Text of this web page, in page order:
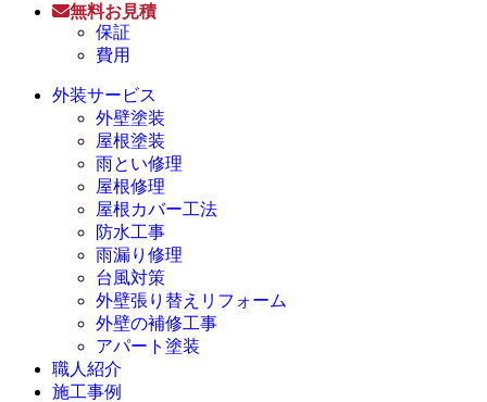
無料お見積
保証
費用
外装サービス
外壁塗装
屋根塗装
雨とい修理
屋根修理
屋根カバー工法
防水工事
雨漏り修理
台風対策
外壁張り替えリフォーム
外壁の補修工事
アパート塗装
職人紹介
施工事例